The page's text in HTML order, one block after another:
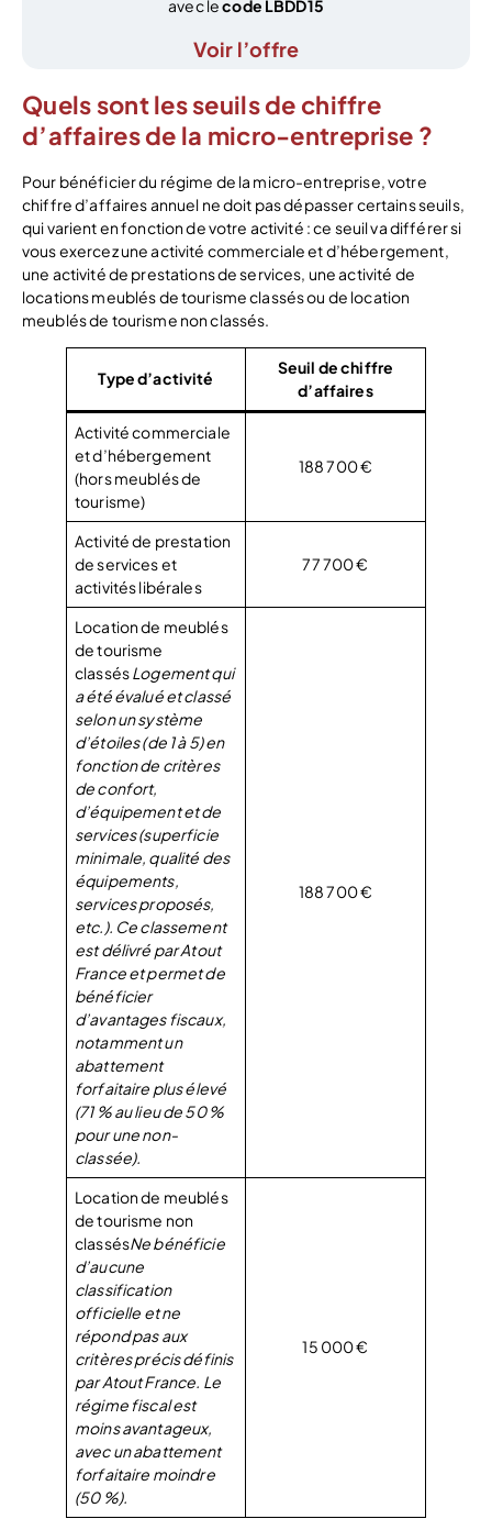
avec lecode LBDD15
Voir l’offre
Quels sont les seuils de chiffre
d’affaires de la micro-entreprise ?
Pour bénéficier du régime de la micro-entreprise, votre
chiffre d’affaires annuel ne doit pas dépasser certains seuils,
qui varient en fonction de votre activité : ce seuil va différer si
vous exercez une activité commerciale et d’hébergement,
une activité de prestations de services, une activité de
locations meublés de tourisme classés ou de location
meublés de tourisme non classés.
Type d’activité
Seuil de chiffre
d’affaires
Activité commerciale
et d’hébergement
(hors meublés de
tourisme)
188 700 €
Activité de prestation
de services et
activités libérales
77 700 €
Location de meublés
de tourisme
classésLogement qui
a été évalué et classé
selon un système
d’étoiles (de 1 à 5) en
fonction de critères
de confort,
d’équipement et de
services (superficie
minimale, qualité des
équipements,
services proposés,
etc.). Ce classement
est délivré par Atout
France et permet de
bénéficier
d’avantages fiscaux,
notamment un
abattement
forfaitaire plus élevé
(71 % au lieu de 50 %
pour une non-
classée).
188 700 €
Location de meublés
de tourisme non
classésNe bénéficie
d’aucune
classification
officielle et ne
répond pas aux
critères précis définis
par Atout France. Le
régime fiscal est
moins avantageux,
avec un abattement
forfaitaire moindre
(50 %).
15 000 €